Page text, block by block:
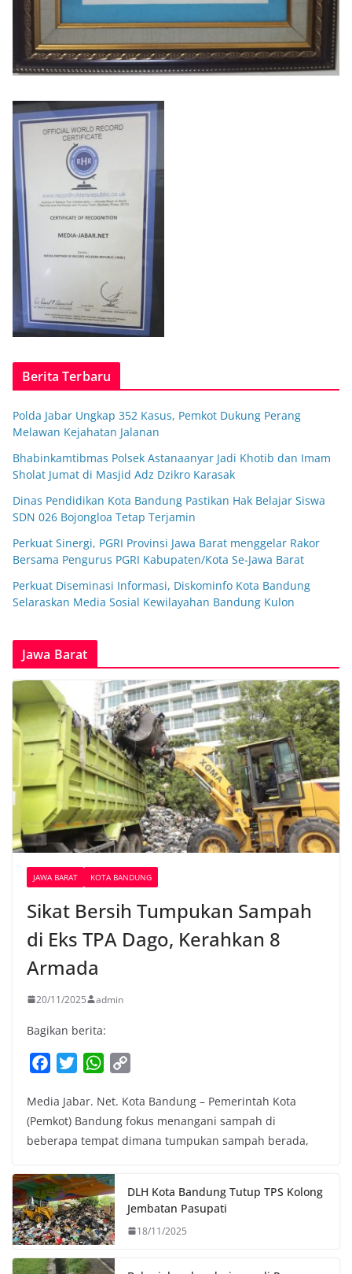
Berita Terbaru
Polda Jabar Ungkap 352 Kasus, Pemkot Dukung Perang
Melawan Kejahatan Jalanan
Bhabinkamtibmas Polsek Astanaanyar Jadi Khotib dan Imam
Sholat Jumat di Masjid Adz Dzikro Karasak
Dinas Pendidikan Kota Bandung Pastikan Hak Belajar Siswa
SDN 026 Bojongloa Tetap Terjamin
Perkuat Sinergi, PGRI Provinsi Jawa Barat menggelar Rakor
Bersama Pengurus PGRI Kabupaten/Kota Se-Jawa Barat
Perkuat Diseminasi Informasi, Diskominfo Kota Bandung
Selaraskan Media Sosial Kewilayahan Bandung Kulon
Jawa Barat
JAWA BARAT KOTA BANDUNG
Sikat Bersih Tumpukan Sampah
di Eks TPA Dago, Kerahkan 8
Armada
20/11/2025 admin
Bagikan berita:
c
e
b
o
k
i
t
t
r
W
a
t
s
p
p
p
y
L
n
k
Media Jabar. Net. Kota Bandung – Pemerintah Kota
(Pemkot) Bandung fokus menangani sampah di
beberapa tempat dimana tumpukan sampah berada,
DLH Kota Bandung Tutup TPS Kolong
Jembatan Pasupati
18/11/2025